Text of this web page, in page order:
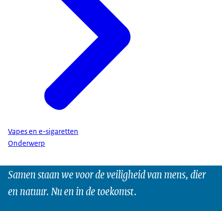
Vapes en e-sigaretten
Onderwerp
Samen staan we voor de veiligheid van mens, dier
en natuur. Nu en in de toekomst.